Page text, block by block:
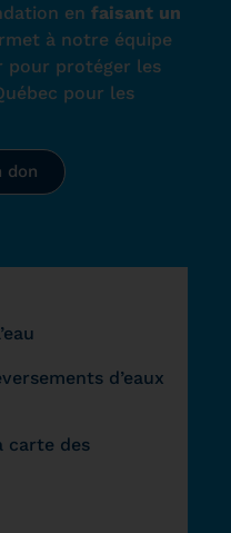
en faisant un
à notre équipe
pour protéger les
pour les
don
d’eaux
carte des